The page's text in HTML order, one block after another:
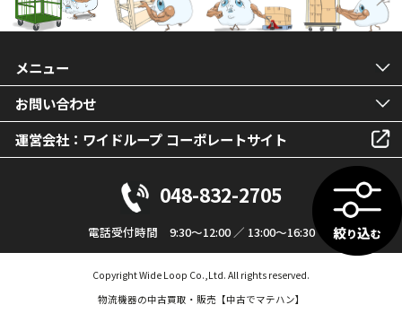
メニュー
お問い合わせ
運営会社：ワイドループ コーポレートサイト
048-832-2705
電話受付時間 9:30～12:00 ／ 13:00～16:30
Copyright Wide Loop Co.,Ltd. All rights reserved.
物流機器の中古買取・販売【中古でマテハン】